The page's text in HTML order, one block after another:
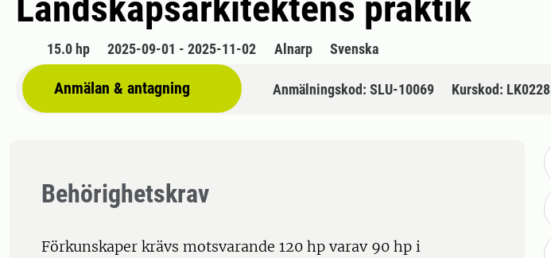
15.0 hp 2025-09-01 - 2025-11-02 Alnarp Svenska
Anmälan & antagning Anmälningskod: SLU-10069 Kurskod: LK0228
Behörighetskrav
Förkunskaper krävs motsvarande 120 hp varav 90 hp i